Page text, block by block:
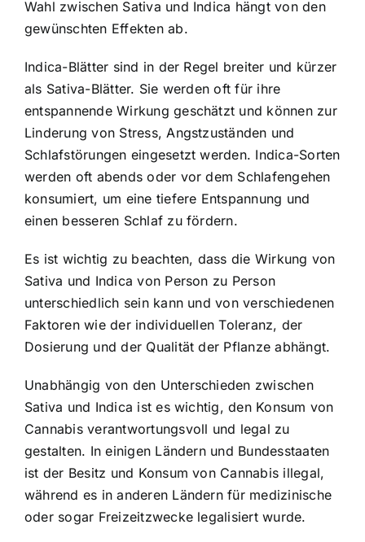
Wahl zwischen Sativa und Indica hängt von den
gewünschten Effekten ab.
Indica-Blätter sind in der Regel breiter und kürzer
als Sativa-Blätter. Sie werden oft für ihre
entspannende Wirkung geschätzt und können zur
Linderung von Stress, Angstzuständen und
Schlafstörungen eingesetzt werden. Indica-Sorten
werden oft abends oder vor dem Schlafengehen
konsumiert, um eine tiefere Entspannung und
einen besseren Schlaf zu fördern.
Es ist wichtig zu beachten, dass die Wirkung von
Sativa und Indica von Person zu Person
unterschiedlich sein kann und von verschiedenen
Faktoren wie der individuellen Toleranz, der
Dosierung und der Qualität der Pflanze abhängt.
Unabhängig von den Unterschieden zwischen
Sativa und Indica ist es wichtig, den Konsum von
Cannabis verantwortungsvoll und legal zu
gestalten. In einigen Ländern und Bundesstaaten
ist der Besitz und Konsum von Cannabis illegal,
während es in anderen Ländern für medizinische
oder sogar Freizeitzwecke legalisiert wurde.